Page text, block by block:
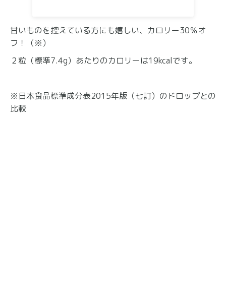
甘いものを控えている方にも嬉しい、カロリー30％オ
フ！（※）
２粒（標準7.4g）あたりのカロリーは19kcalです。
※日本食品標準成分表2015年版（七訂）のドロップとの
比較